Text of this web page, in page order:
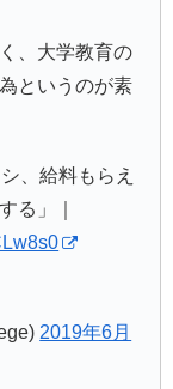
、大学教育の
というのが素
、給料もらえ
る」｜
2019年6月